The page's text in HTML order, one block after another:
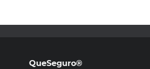
QueSeguro®